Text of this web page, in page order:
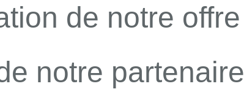
de notre offre
notre partenaire